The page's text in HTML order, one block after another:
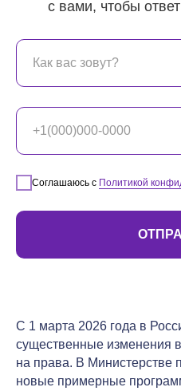
с вами, чтобы
Соглашаюсь с Политикой
С 1 марта 2026 года в
существенные изменения
на права. В Министерстве
новые примерные